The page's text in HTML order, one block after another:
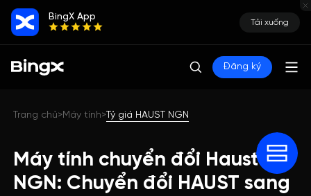
BingX App
Tải xuống
Đăng ký
Trang chủ>Máy tính>Tỷ giá HAUST NGN
Máy tính chuyển đổi Haust
NGN: Chuyển đổi HAUST sang